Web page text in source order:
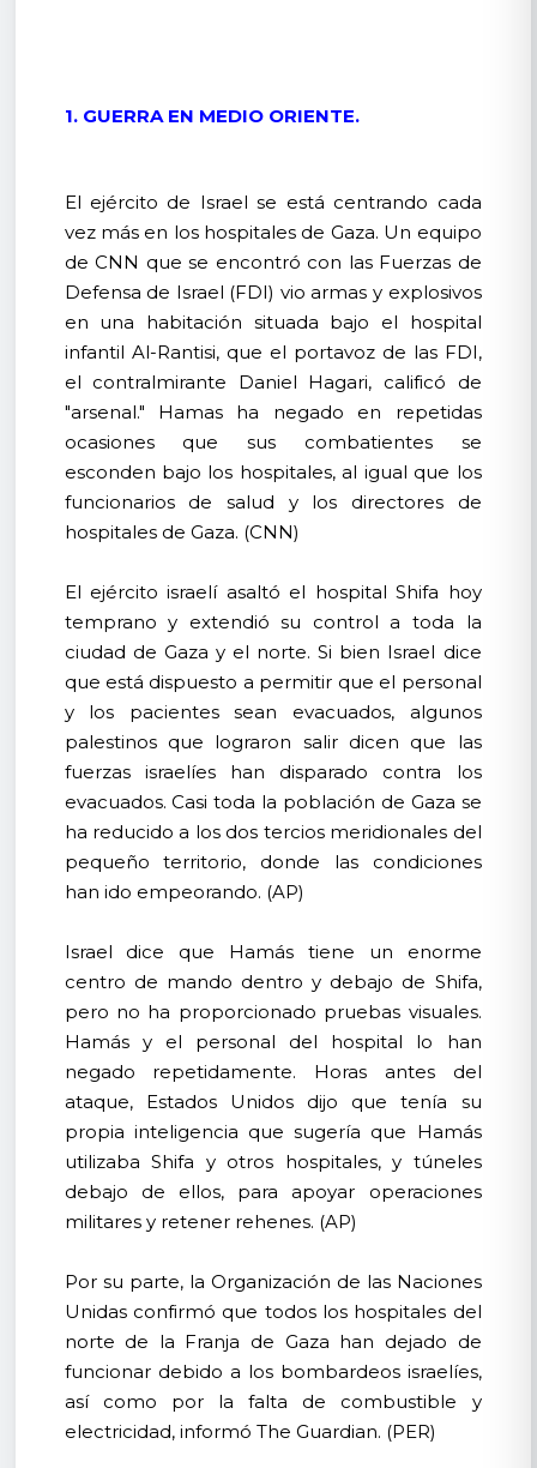
1. GUERRA EN MEDIO ORIENTE.
El ejército de Israel se está centrando cada
vez más en los hospitales de Gaza. Un equipo
de CNN que se encontró con las Fuerzas de
Defensa de Israel (FDI) vio armas y explosivos
en una habitación situada bajo el hospital
infantil Al-Rantisi, que el portavoz de las FDI,
el contralmirante Daniel Hagari, calificó de
"arsenal." Hamas ha negado en repetidas
ocasiones que sus combatientes se
esconden bajo los hospitales, al igual que los
funcionarios de salud y los directores de
hospitales de Gaza. (CNN)
El ejército israelí asaltó el hospital Shifa hoy
temprano y extendió su control a toda la
ciudad de Gaza y el norte. Si bien Israel dice
que está dispuesto a permitir que el personal
y los pacientes sean evacuados, algunos
palestinos que lograron salir dicen que las
fuerzas israelíes han disparado contra los
evacuados. Casi toda la población de Gaza se
ha reducido a los dos tercios meridionales del
pequeño territorio, donde las condiciones
han ido empeorando. (AP)
Israel dice que Hamás tiene un enorme
centro de mando dentro y debajo de Shifa,
pero no ha proporcionado pruebas visuales.
Hamás y el personal del hospital lo han
negado repetidamente. Horas antes del
ataque, Estados Unidos dijo que tenía su
propia inteligencia que sugería que Hamás
utilizaba Shifa y otros hospitales, y túneles
debajo de ellos, para apoyar operaciones
militares y retener rehenes. (AP)
Por su parte, la Organización de las Naciones
Unidas confirmó que todos los hospitales del
norte de la Franja de Gaza han dejado de
funcionar debido a los bombardeos israelíes,
así como por la falta de combustible y
electricidad, informó The Guardian. (PER)